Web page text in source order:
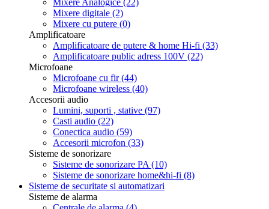
Mixere Analogice (22)
Mixere digitale (2)
Mixere cu putere (0)
Amplificatoare
Amplificatoare de putere & home Hi-fi (33)
Amplificatoare public adress 100V (22)
Microfoane
Microfoane cu fir(44)
Microfoane wireless (40)
Accesorii audio
Lumini, suporti , stative (97)
Casti audio (22)
Conectica audio (59)
Accesorii microfon (33)
Sisteme de sonorizare
Sisteme de sonorizare PA (10)
Sisteme de sonorizare home&hi-fi (8)
Sisteme de securitate si automatizari
Sisteme de alarma